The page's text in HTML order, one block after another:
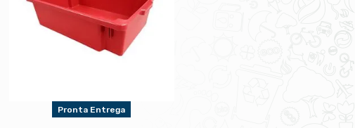
Pronta Entrega